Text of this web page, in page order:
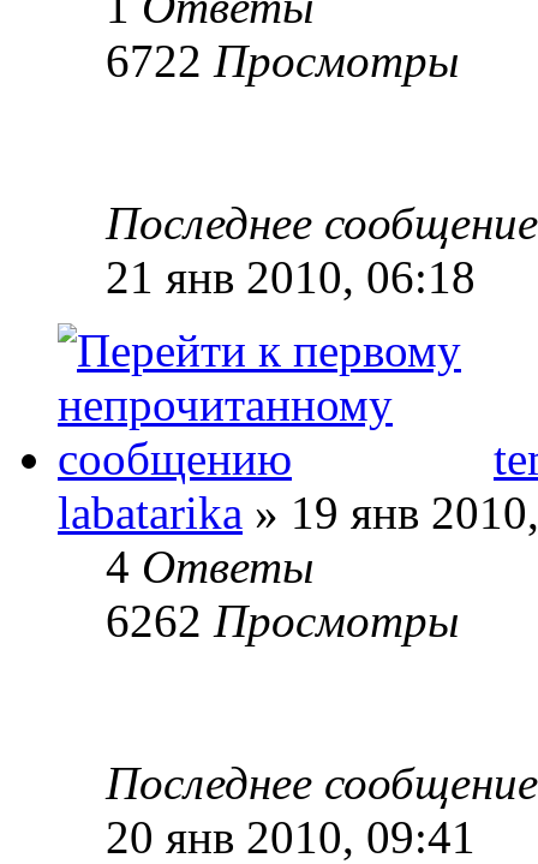
6722 Просмотры
Последнее
21 янв 2010, 06:18
labatarika » 19 янв
4 Ответы
6262 Просмотры
Последнее
20 янв 2010, 09:41